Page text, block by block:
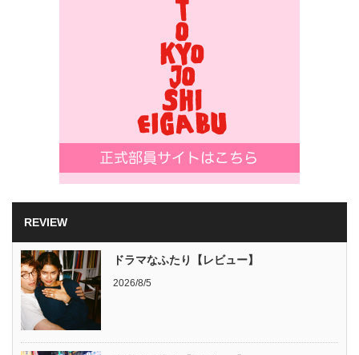
REVIEW
ドラマなふたり【レビュー】
2026/8/5